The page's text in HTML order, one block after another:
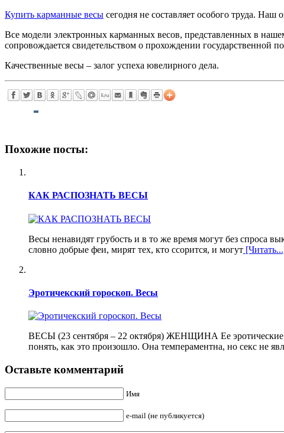
Купить карманные весы сегодня не составляет особого труда.
Все модели электронных карманных весов, представленных в
сопровождается свидетельством о прохождении государственной
Качественные весы – залог успеха ювелирного дела.
Похожие посты:
КАК РАСПОЗНАТЬ ВЕСЫ
Весы ненавидят грубость и в то же время могут без спроса
словно добрые феи, мирят тех, кто ссорится, и могут
Эротичекский гороскоп. Весы
ВЕСЫ (23 сентября – 22 октября) ЖЕНЩИНА Ее эротические
понять, как это произошло. Она темпераментна, но секс не
Оставьте комментарий
Имя
e-mail (не публикуется)